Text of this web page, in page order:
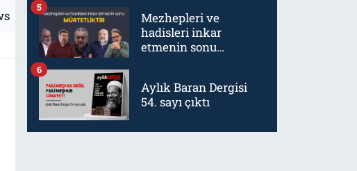
Mezhepleri ve
hadisleri inkar
etmenin sonu
5
Aylık Baran Dergisi
54. sayı çıktı
6